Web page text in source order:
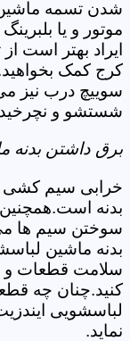
شدن تسمه ماشین
موتور و یا
ایراد بهتر است
کرج کمک
سوییچ درب نیز
شستشو و
برق داشتن بدنه
خرابی سیم کشی
بدنه
سوختن سیم ها می
بدنه ماشین
سلامت قطعات و
کنید.چنان چه
لباسشویی
نماید.